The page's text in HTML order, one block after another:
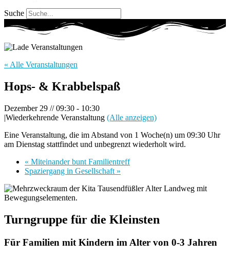
Suche
« Alle Veranstaltungen
Hops- & Krabbelspaß
Dezember 29 // 09:30 - 10:30
|Wiederkehrende Veranstaltung (Alle anzeigen)
Eine Veranstaltung, die im Abstand von 1 Woche(n) um 09:30 Uhr
am Dienstag stattfindet und unbegrenzt wiederholt wird.
« Miteinander bunt Familientreff
Spaziergang in Gesellschaft »
Turngruppe für die Kleinsten
Für Familien mit Kindern im Alter von 0-3 Jahren